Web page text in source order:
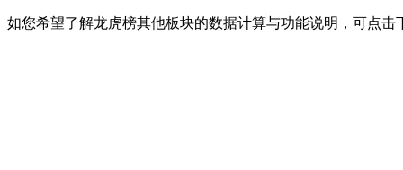
如您希望了解龙虎榜其他板块的数据计算与功能说明，可点击